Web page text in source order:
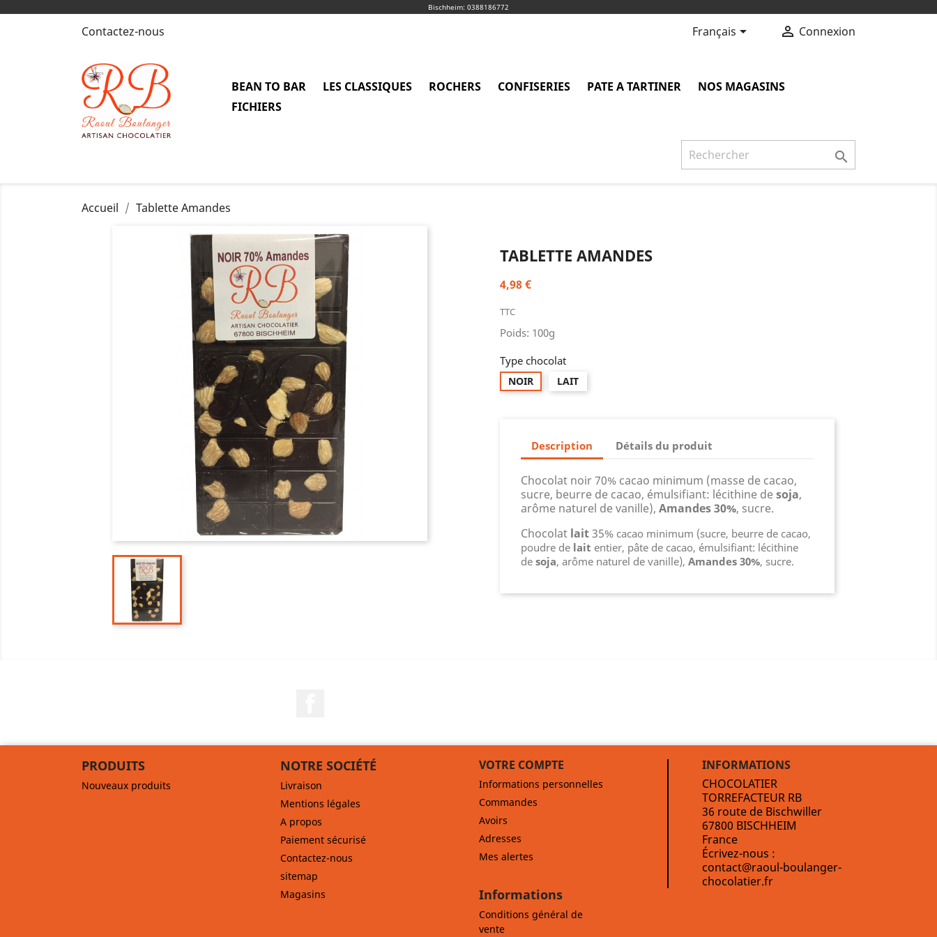
Bischheim: 0388186772
Contactez-nous Français  Connexion
BEAN TO BAR LES CLASSIQUES ROCHERS CONFISERIES PATE A TARTINER
NOS MAGASINS
FICHIERS

Accueil Tablette Amandes
TABLETTE AMANDES
4,98 €
TTC
Poids: 100g
Type chocolat
NOIR LAIT
Description Détails du produit
Chocolat noir 70% cacao minimum (masse de cacao,
sucre, beurre de cacao, émulsifiant: lécithine desoja,
arôme naturel de vanille), Amandes 30%, sucre.
Chocolat lait35% cacao minimum (sucre, beurre de cacao,
poudre de lait entier, pâte de cacao, émulsifiant: lécithine
de soja, arôme naturel de vanille), Amandes 30%, sucre.
PRODUITS
Nouveaux produits
NOTRE SOCIÉTÉ
Livraison
Mentions légales
A propos
Paiement sécurisé
Contactez-nous
sitemap
Magasins
VOTRE COMPTE
Informations personnelles
Commandes
Avoirs
Adresses
Mes alertes
INFORMATIONS
CHOCOLATIER
TORREFACTEUR RB
36 route de Bischwiller
67800 BISCHHEIM
France
Écrivez-nous :
contact@raoul-boulanger-
chocolatier.fr
Informations
Conditions général de
vente